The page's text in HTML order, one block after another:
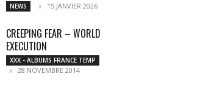
NEWS 15 JANVIER 2026
CREEPING FEAR – WORLD
EXECUTION
XXX - ALBUMS FRANCE TEMP
28 NOVEMBRE 2014